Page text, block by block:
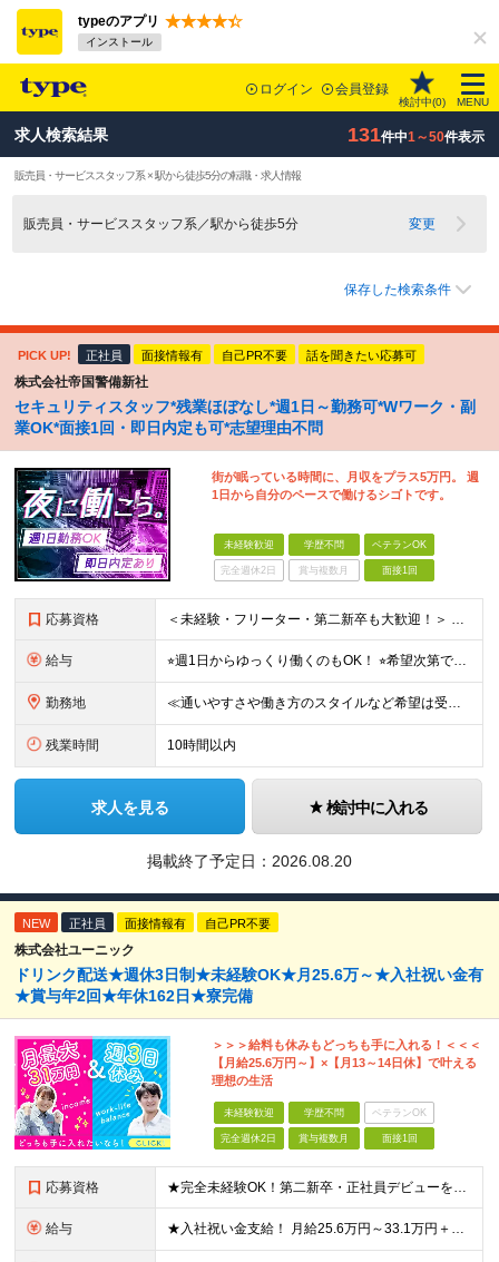
typeのアプリ
インストール
ログイン 会員登録
検討中(0) MENU
求人検索結果 131件中1～50件表示
販売員・サービススタッフ系 × 駅から徒歩5分の転職・求人情報
販売員・サービススタッフ系／駅から徒歩5分 変更
保存した検索条件
PICK UP! 正社員 面接情報有 自己PR不要 話を聞きたい応募可
株式会社帝国警備新社
セキュリティスタッフ*残業ほぼなし*週1日～勤務可*Wワーク・副
業OK*面接1回・即日内定も可*志望理由不問
街が眠っている時間に、月収をプラス5万円。 週
1日から自分のペースで働けるシゴトです。
未経験歓迎 学歴不問 ベテランOK
完全週休2日 賞与複数月 面接1回
応募資格 ＜未経験・フリーター・第二新卒も大歓迎！＞ ※学歴不問 ★堅苦しい志望動機は必要なし！ ★コミュ力に自信がなくてもOK！ ★特別な資格や専門知識は必要ありません！ 【こんな想いをお持ちの方はぜひ
給与 ⭐︎週1日からゆっくり働くのもOK！ ⭐︎希望次第で収入UPも可能！ 当務（当直）／日給21,450円～24,700円 長夜勤／日給13,650円～15,275円 ※支給方法※ 15日締め、25日
勤務地 ≪通いやすさや働き方のスタイルなど希望は受け入れます！》 ★転居を伴う転勤なし ★直行直帰が基本 ★駅チカ・オープニング案件も多数 ・希望に応じて東京都内近郊、ほか神奈川・千葉・埼玉も含め、配属先を
残業時間 10時間以内
求人を見る 検討中に入れる
掲載終了予定日： 2026.08.20
NEW 正社員 面接情報有 自己PR不要
株式会社ユーニック
ドリンク配送★週休3日制★未経験OK★月25.6万～★入社祝い金有
★賞与年2回★年休162日★寮完備
＞＞＞給料も休みもどっちも手に入れる！＜＜＜
【月給25.6万円～】×【月13～14日休】で叶える
理想の生活
未経験歓迎 学歴不問 ベテランOK
完全週休2日 賞与複数月 面接1回
応募資格 ★完全未経験OK！第二新卒・正社員デビューを目指す方も大歓迎！ ★応募資格を満たす方は全員面接いたします！（面接1回） ■学歴不問 ■普通免許をお持ちの方（AT限定可） ■34歳以下の方（若年層の長
給与 ★入社祝い金支給！ 月給25.6万円～33.1万円＋賞与年2回 ※結婚祝い・出産祝い・扶養手当・家族手当・退職金制度など福利厚生も充実しています！ ※研修期間2ヶ月：月給額から-1.6万円の支給に